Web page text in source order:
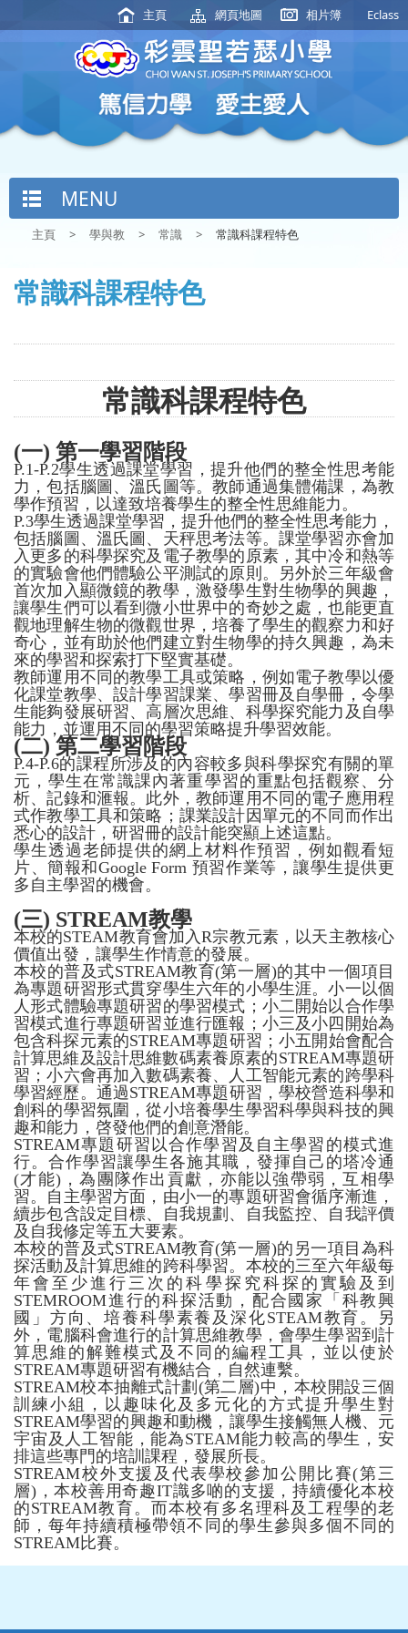
主頁 網頁地圖 相片簿 Eclass
MENU
主頁 > 學與教 > 常識 > 常識科課程特色
常識科課程特色
常識科課程特色
(一) 第一學習階段
P.1-P.2學生透過課堂學習，提升他們的整全性思考能
力，包括腦圖、溫氏圖等。教師通過集體備課，為教
學作預習，以達致培養學生的整全性思維能力。
P.3學生透過課堂學習，提升他們的整全性思考能力，
包括腦圖、溫氏圖、天秤思考法等。課堂學習亦會加
入更多的科學探究及電子教學的原素，其中冷和熱等
的實驗會他們體驗公平測試的原則。另外於三年級會
首次加入顯微鏡的教學，激發學生對生物學的興趣，
讓學生們可以看到微小世界中的奇妙之處，也能更直
觀地理解生物的微觀世界，培養了學生的觀察力和好
奇心，並有助於他們建立對生物學的持久興趣，為未
來的學習和探索打下堅實基礎。
教師運用不同的教學工具或策略，例如電子教學以優
化課堂教學、設計學習課業、學習冊及自學冊，令學
生能夠發展研習、高層次思維、科學探究能力及自學
能力，並運用不同的學習策略提升學習效能。
(二) 第二學習階段
P.4-P.6的課程所涉及的內容較多與科學探究有關的單
元，學生在常識課內著重學習的重點包括觀察、分
析、記錄和滙報。此外，教師運用不同的電子應用程
式作教學工具和策略；課業設計因單元的不同而作出
悉心的設計，研習冊的設計能突顯上述這點。
學生透過老師提供的網上材料作預習，例如觀看短
片、簡報和Google Form 預習作業等，讓學生提供更
多自主學習的機會。
(三) STREAM教學
本校的STEAM教育會加入R宗教元素，以天主教核心
價值出發，讓學生作情意的發展。
本校的普及式STREAM教育(第一層)的其中一個項目
為專題研習形式貫穿學生六年的小學生涯。小一以個
人形式體驗專題研習的學習模式；小二開始以合作學
習模式進行專題研習並進行匯報；小三及小四開始為
包含科探元素的STREAM專題研習；小五開始會配合
計算思維及設計思維數碼素養原素的STREAM專題研
習；小六會再加入數碼素養、人工智能元素的跨學科
學習經歷。通過STREAM專題研習，學校營造科學和
創科的學習氛圍，從小培養學生學習科學與科技的興
趣和能力，啓發他們的創意潛能。
STREAM專題研習以合作學習及自主學習的模式進
行。合作學習讓學生各施其職，發揮自己的塔冷通
(才能)，為團隊作出貢獻，亦能以強帶弱，互相學
習。自主學習方面，由小一的專題研習會循序漸進，
續步包含設定目標、自我規劃、自我監控、自我評價
及自我修定等五大要素。
本校的普及式STREAM教育(第一層)的另一項目為科
探活動及計算思維的跨科學習。本校的三至六年級每
年會至少進行三次的科學探究科探的實驗及到
STEMROOM進行的科探活動，配合國家「科教興
國」方向、培養科學素養及深化STEAM教育。另
外，電腦科會進行的計算思維教學，會學生學習到計
算思維的解難模式及不同的編程工具，並以使於
STREAM專題研習有機結合，自然連繫。
STREAM校本抽離式計劃(第二層)中，本校開設三個
訓練小組，以趣味化及多元化的方式提升學生對
STREAM學習的興趣和動機，讓學生接觸無人機、元
宇宙及人工智能，能為STEAM能力較高的學生，安
排這些專門的培訓課程，發展所長。
STREAM校外支援及代表學校參加公開比賽(第三
層)，本校善用奇趣IT識多啲的支援，持續優化本校
的STREAM教育。而本校有多名理科及工程學的老
師，每年持續積極帶領不同的學生參與多個不同的
STREAM比賽。